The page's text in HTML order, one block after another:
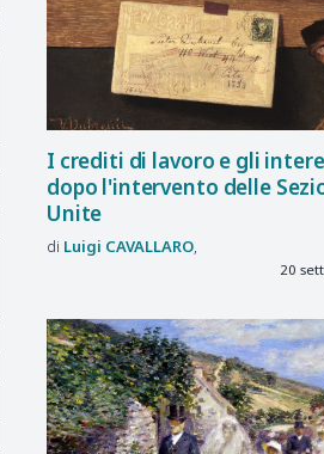
I crediti di lavoro e gli
dopo l'intervento delle
Unite
Luigi CAVALLARO
20